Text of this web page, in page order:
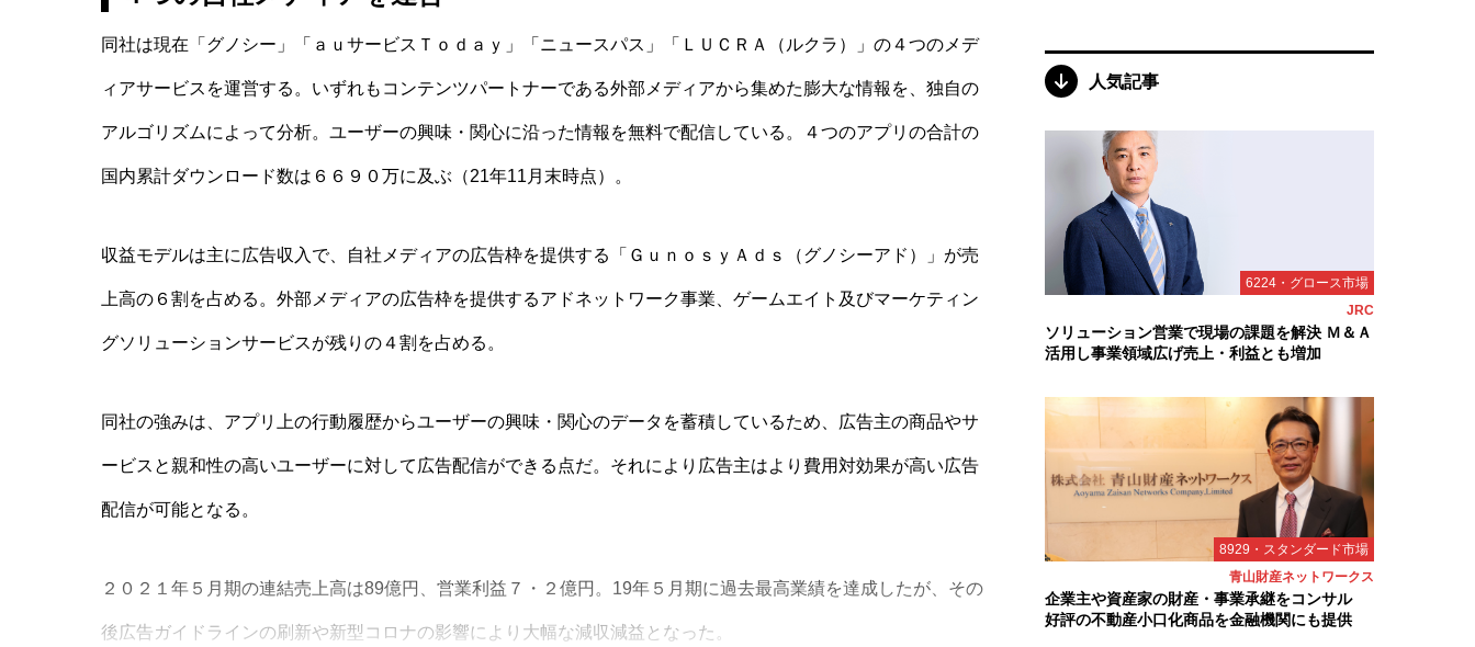
同社は現在「グノシー」「ａｕサービスＴｏｄａｙ」「ニュースパス」「ＬＵＣＲＡ（ルクラ）」の４つのメデ
ィアサービスを運営する。いずれもコンテンツパートナーである外部メディアから集めた膨大な情報を、独自の
アルゴリズムによって分析。ユーザーの興味・関心に沿った情報を無料で配信している。４つのアプリの合計の
国内累計ダウンロード数は６６９０万に及ぶ（21年11月末時点）。
収益モデルは主に広告収入で、自社メディアの広告枠を提供する「ＧｕｎｏｓｙＡｄｓ（グノシーアド）」が売
上高の６割を占める。外部メディアの広告枠を提供するアドネットワーク事業、ゲームエイト及びマーケティン
グソリューションサービスが残りの４割を占める。
同社の強みは、アプリ上の行動履歴からユーザーの興味・関心のデータを蓄積しているため、広告主の商品やサ
ービスと親和性の高いユーザーに対して広告配信ができる点だ。それにより広告主はより費用対効果が高い広告
配信が可能となる。
２０２１年５月期の連結売上高は89億円、営業利益７・２億円。19年５月期に過去最高業績を達成したが、その
後広告ガイドラインの刷新や新型コロナの影響により大幅な減収減益となった。
人気記事
6224・グロース市場
JRC
ソリューション営業で現場の課題を解決 Ｍ＆Ａ
活用し事業領域広げ売上・利益とも増加
8929・スタンダード市場
青山財産ネットワークス
企業主や資産家の財産・事業承継をコンサル
好評の不動産小口化商品を金融機関にも提供